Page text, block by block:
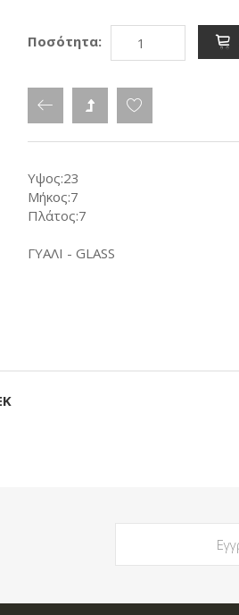
Ποσότητα:
Υψος:23
Μήκος:7
Πλάτος:7
ΓΥΑΛΙ - GLASS